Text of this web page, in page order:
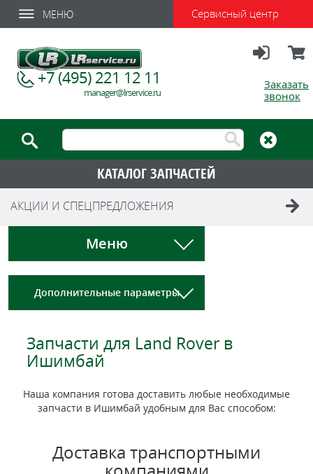
МЕНЮ Сервисный центр
Заказать
звонок
+7 (495) 221 12 11
manager@lrservice.ru
КАТАЛОГ ЗАПЧАСТЕЙ
АКЦИИ И СПЕЦПРЕДЛОЖЕНИЯ
Меню
Дополнительные параметры
Запчасти для Land Rover в
Ишимбай
Наша компания готова доставить любые необходимые
запчасти в Ишимбай удобным для Вас способом:
Доставка транспортными